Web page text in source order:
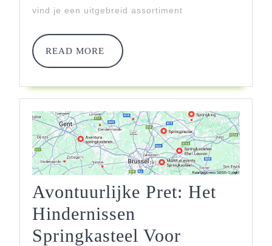
vind je een uitgebreid assortiment
READ MORE
READ
MORE
Avontuurlijke Pret: Het
Hindernissen
Springkasteel Voor